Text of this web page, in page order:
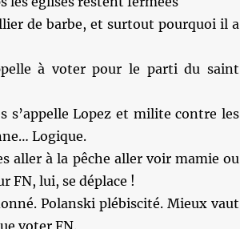
de barbe, et surtout pourquoi il a
à voter pour le parti du saint
s’appelle Lopez et milite contre les
Logique.
aller à la pêche aller voir mamie ou
FN, lui, se déplace !
Polanski plébiscité. Mieux vaut